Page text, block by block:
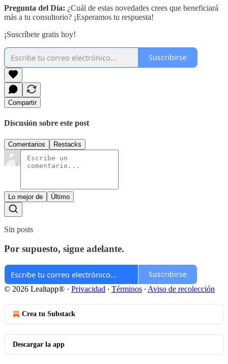
Pregunta del Día: ¿Cuál de estas novedades crees que beneficiará
más a tu consultorio? ¡Esperamos tu respuesta!
¡Suscríbete gratis hoy!
Suscribirse
Compartir
Discusión sobre este post
Comentarios Restacks
Lo mejor de Último
Sin posts
Por supuesto, sigue adelante.
Suscribirse
© 2026 Lealtapp® · Privacidad ∙ Términos ∙ Aviso de recolección
Crea tu Substack
Descargar la app